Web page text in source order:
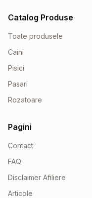
Catalog Produse
Toate produsele
Caini
Pisici
Pasari
Rozatoare
Pagini
Contact
FAQ
Disclaimer Afiliere
Articole